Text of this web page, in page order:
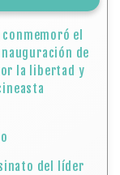
el
de
la libertad y
del líder